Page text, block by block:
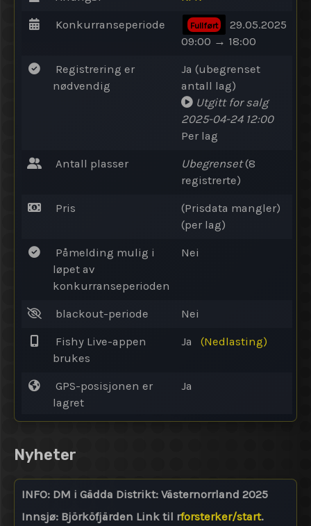
Konkurranseperiode Fullført
29.05.2025
09:00 → 18:00
Registrering er
nødvendig
Ja (ubegrenset
antall lag)
Utgitt for salg
2025-04-24 12:00
Per lag
Antall plasser Ubegrenset(8
registrerte)
Pris
(Prisdata mangler)
(per lag)
Påmelding mulig i
løpet av
konkurranseperioden
Nei
blackout-periode Nei
Fishy Live-appen
brukes
Ja (Nedlasting)
GPS-posisjonen er
lagret
Ja
Nyheter
INFO: DM i Gädda Distrikt: Västernorrland 2025
Innsjø: Björköfjärden Link til rforsterker/start.